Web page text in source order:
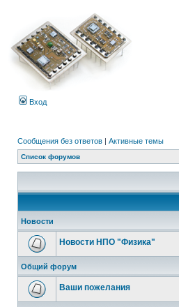
Вход
Сообщения без ответов | Активные темы
Список форумов
Новости
Новости НПО "Физика"
Общий форум
Ваши пожелания